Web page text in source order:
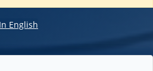
In English